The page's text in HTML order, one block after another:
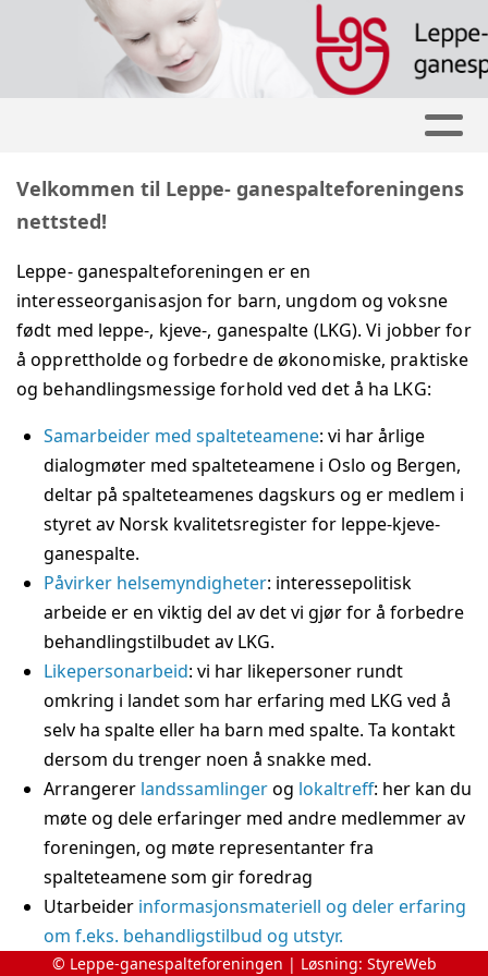
Velkommen til Leppe- ganespalteforeningens
nettsted!
Leppe- ganespalteforeningen er en
interesseorganisasjon for barn, ungdom og voksne
født med leppe-, kjeve-, ganespalte (LKG). Vi jobber for
å opprettholde og forbedre de økonomiske, praktiske
og behandlingsmessige forhold ved det å ha LKG:
Samarbeider med spalteteamene: vi har årlige
dialogmøter med spalteteamene i Oslo og Bergen,
deltar på spalteteamenes dagskurs og er medlem i
styret av Norsk kvalitetsregister for leppe-kjeve-
ganespalte.
Påvirker helsemyndigheter: interessepolitisk
arbeide er en viktig del av det vi gjør for å forbedre
behandlingstilbudet av LKG.
Likepersonarbeid: vi har likepersoner rundt
omkring i landet som har erfaring med LKG ved å
selv ha spalte eller ha barn med spalte. Ta kontakt
dersom du trenger noen å snakke med.
Arrangerer landssamlingerog lokaltreff: her kan du
møte og dele erfaringer med andre medlemmer av
foreningen, og møte representanter fra
spalteteamene som gir foredrag
Utarbeider informasjonsmateriell og deler erfaring
om f.eks. behandligstilbud og utstyr.
© Leppe-ganespalteforeningen | Løsning: StyreWeb